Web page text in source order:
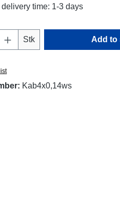
time: 1-3 days
Quantity: Enter the
Stk Add to
Kab4x0,14ws